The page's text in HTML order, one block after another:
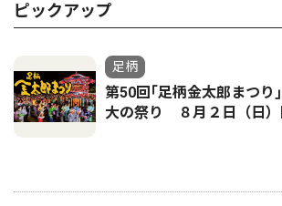
ピックアップ
足柄
第50回｢足柄金太郎まつ
大の祭り ８月２日（日）